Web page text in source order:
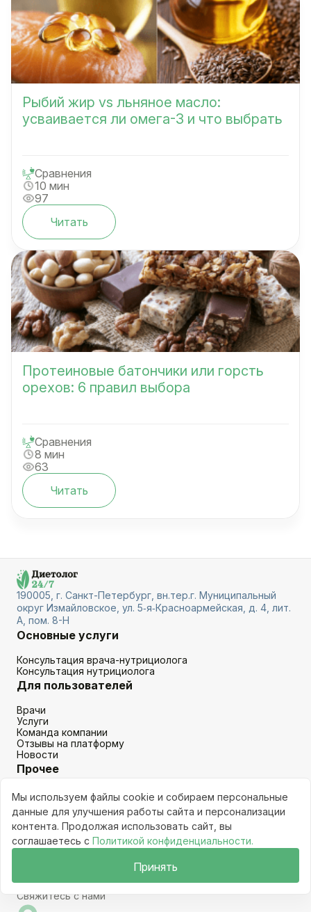
Рыбий жир vs льняное масло:
усваивается ли омега-3 и что выбрать
Сравнения
10 мин
97
Читать
Протеиновые батончики или горсть
орехов: 6 правил выбора
Сравнения
8 мин
63
Читать
190005, г. Санкт-Петербург, вн.тер.г. Муниципальный
округ Измайловское, ул. 5‑я‑Красноармейская, д. 4, лит.
А, пом. 8-Н
Основные услуги
Консультация врача-нутрициолога
Консультация нутрициолога
Для пользователей
Врачи
Услуги
Команда компании
Отзывы на платформу
Новости
Прочее
Политика конфиденциальности
Пользовательское соглашение
Согласие на обработку персональных данных
Реквизиты компании
Вакансии
Лицензии и сертификаты
+7 (812) 750-72-47
info@dietolog247.ru
Свяжитесь с нами
Мы используем файлы cookie и собираем персональные
данные для улучшения работы сайта и персонализации
контента. Продолжая использовать сайт, вы
соглашаетесь с Политикой конфиденциальности.
Принять